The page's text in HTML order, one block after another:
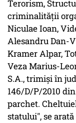
Terorism,
criminalităţii
Niculae Ioan,
Alesandru Dan-
Kramer Alpar,
Veza Marius-
S.A., trimişi în
146/D/P/2010
parchet.
statului", se